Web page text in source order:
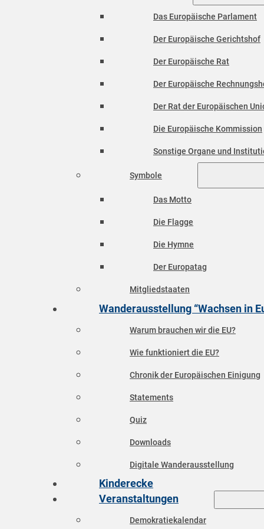
Das Europäische Parlament
Der Europäische Gerichtshof
Der Europäische Rat
Der Europäische
Der Rat der Europäischen
Die Europäische Kommission
Sonstige Organe und
Symbole
Das Motto
Die Flagge
Die Hymne
Der Europatag
Mitgliedstaaten
Wanderausstellung “Wachsen in
Warum brauchen wir die EU?
Wie funktioniert die EU?
Chronik der Europäischen Einigung
Statements
Quiz
Downloads
Digitale Wanderausstellung
Kinderecke
Veranstaltungen
Demokratiekalendar